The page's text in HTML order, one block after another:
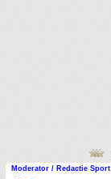
Moderator / Redactie Sport